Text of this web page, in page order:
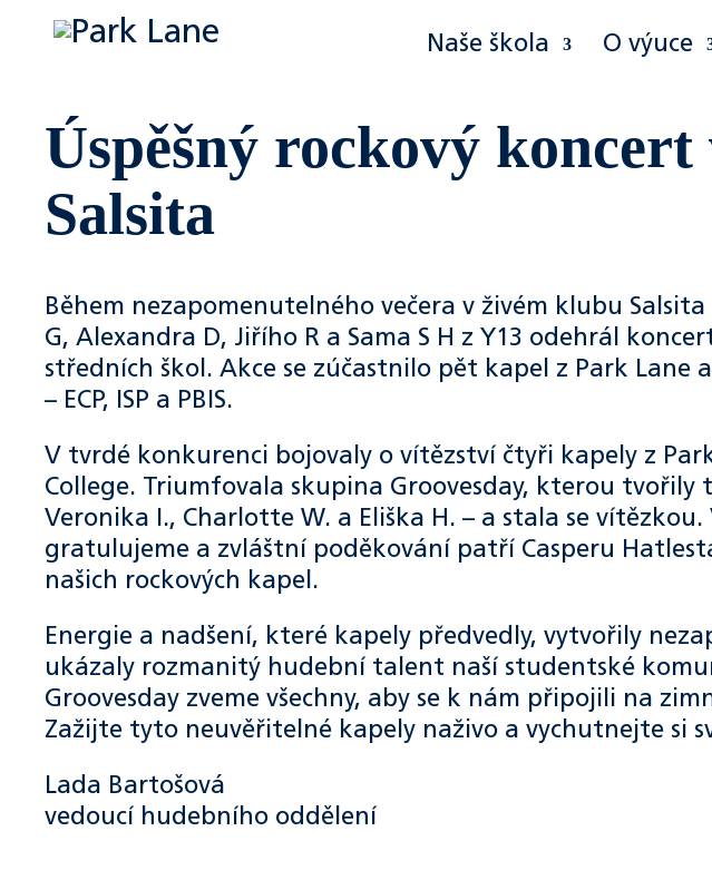
Naše škola O výuce
Úspěšný rockový
Salsita
Během nezapomenutelného večera v živém klubu
G, Alexandra D, Jiřího R a Sama S H z Y13 odehrál
středních škol. Akce se zúčastnilo pět kapel z Park Lane
– ECP, ISP a PBIS.
V tvrdé konkurenci bojovaly o vítězství čtyři kapely z
College. Triumfovala skupina Groovesday, kterou
Veronika I., Charlotte W. a Eliška H. – a stala se
gratulujeme a zvláštní poděkování patří Casperu
našich rockových kapel.
Energie a nadšení, které kapely předvedly, vytvořily
ukázaly rozmanitý hudební talent naší studentské
Groovesday zveme všechny, aby se k nám připojili na
Zažijte tyto neuvěřitelné kapely naživo a vychutnejte si
Lada Bartošová
vedoucí hudebního oddělení